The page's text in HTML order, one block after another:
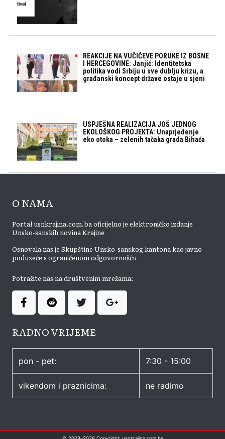
REAKCIJE NA VUČIĆEVE PORUKE IZ BOSNE
I HERCEGOVINE: Janjić: Identitetska
politika vodi Srbiju u sve dublju krizu, a
građanski koncept države ostaje u sjeni
USPJEŠNA REALIZACIJA JOŠ JEDNOG
EKOLOŠKOG PROJEKTA: Unaprjeđenje
eko otoka – zelenih tačaka grada Bihaća
O NAMA
Portal usnkrajina.com.ba oficijelno je elektroničko izdanje
Unsko-sanskih novina Krajine
Osnovala nas je Skupštine Unsko-sanskog kantona kao javno
poduzeće s ograničenom odgovornošću
Potražite nas na društvenim mrežama:
RADNO VRIJEME
pon - pet: 7:30 - 15:00
vikendom i praznicima: ne radimo